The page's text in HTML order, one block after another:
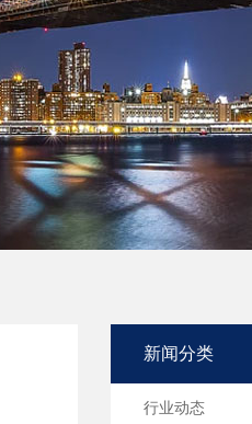
新闻分类
行业动态